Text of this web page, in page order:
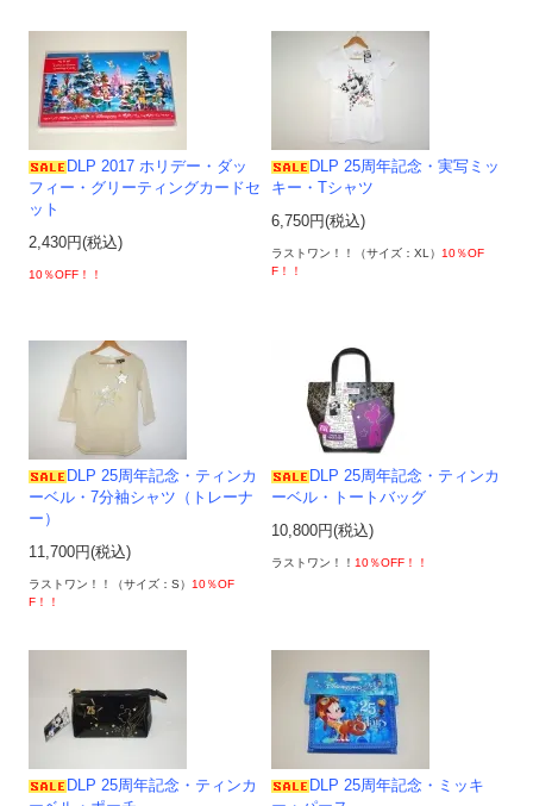
DLP 2017 ホリデー・ダッ
フィー・グリーティングカードセ
ット
2,430円(税込)
10％OFF！！
DLP 25周年記念・実写ミッ
キー・Tシャツ
6,750円(税込)
ラストワン！！（サイズ：XL） 10％OF
F！！
DLP 25周年記念・ティンカ
ーベル・7分袖シャツ（トレーナ
ー）
11,700円(税込)
ラストワン！！（サイズ：S） 10％OF
F！！
DLP 25周年記念・ティンカ
ーベル・トートバッグ
10,800円(税込)
ラストワン！！ 10％OFF！！
DLP 25周年記念・ティンカ
DLP 25周年記念・ミッキ